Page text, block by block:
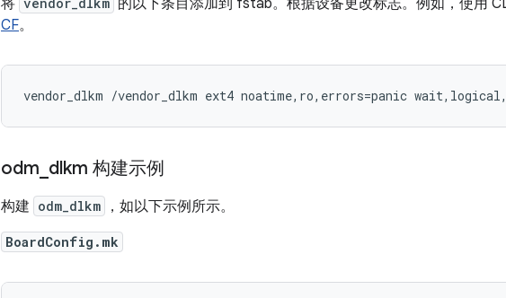
将
的以下条目添加到 fstab。根据设备更改标志。例如，使用
CF。
odm dlkm 构建示例
构建 odm_dlkm ，如以下示例所示。
BoardConfig.mk